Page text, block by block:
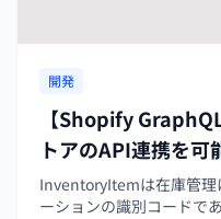
開発
【Shopify
トアのAPI連携を
ト
InventoryItemは在庫管理
ーションの識別コードで